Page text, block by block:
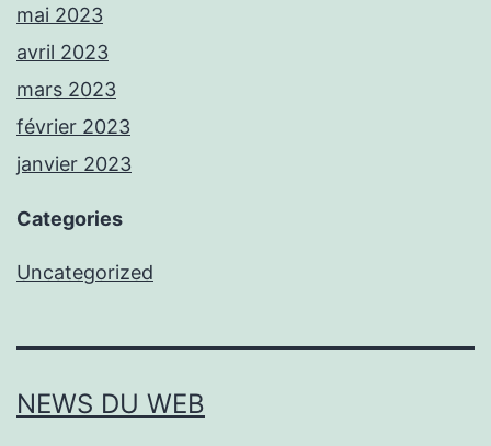
mai 2023
avril 2023
mars 2023
février 2023
janvier 2023
Categories
Uncategorized
NEWS DU WEB